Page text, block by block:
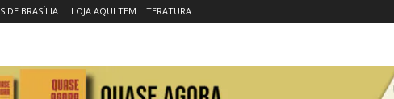
DE BRASÍLIA LOJA AQUI TEM LITERATURA